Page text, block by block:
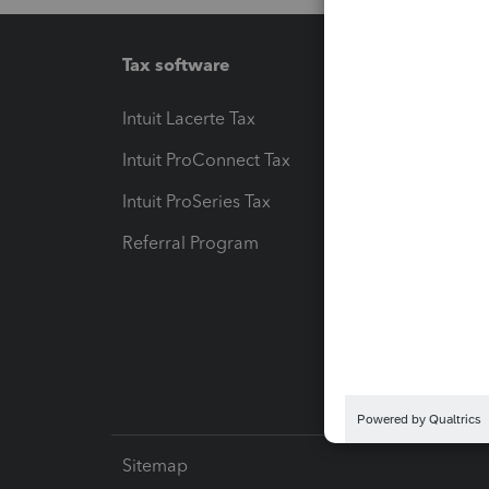
Tax software
Intuit Lacerte Tax
Intuit ProConnect Tax
Intuit ProSeries Tax
Referral Program
Sitemap